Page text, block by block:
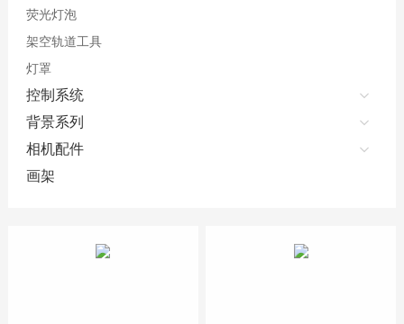
荧光灯泡
架空轨道工具
灯罩
控制系统
背景系列
相机配件
画架